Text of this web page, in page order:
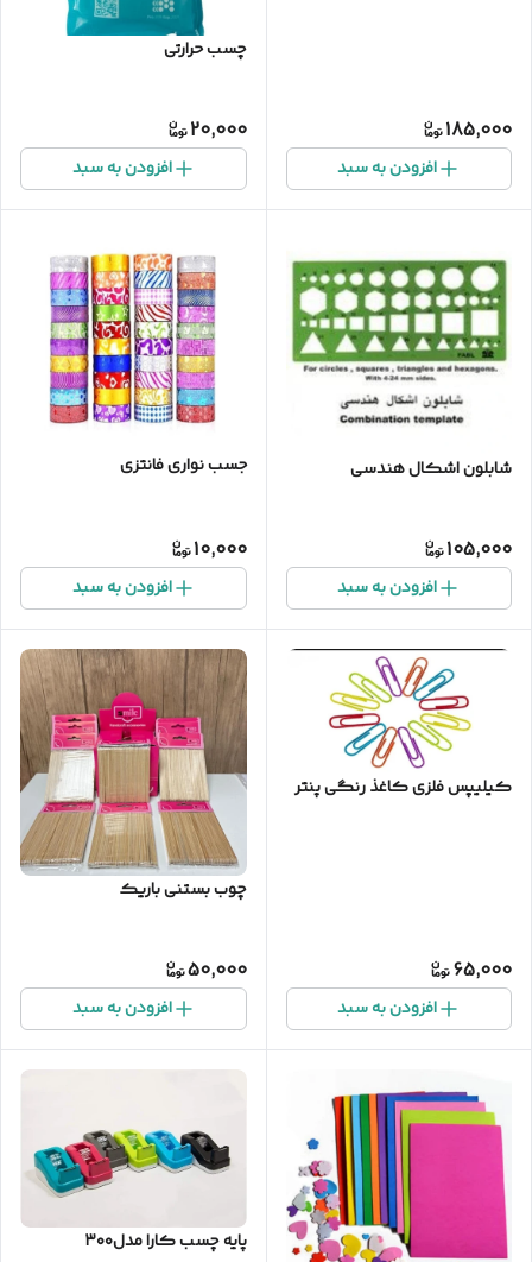
185,000
افزودن به سبد
چسب حرارتی
20,000
افزودن به سبد
شابلون اشکال هندسی
105,000
افزودن به سبد
جسب نواری فانتزی
10,000
افزودن به سبد
کیلیپس فلزی کاغذ رنگی پنتر
65,000
افزودن به سبد
چوب بستنی باریک
50,000
افزودن به سبد
پایه چسب کارا مدل۳۰۰